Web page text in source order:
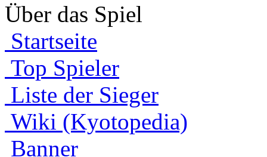
Über das Spiel
Startseite
Top Spieler
Liste der Sieger
Wiki (Kyotopedia)
Banner